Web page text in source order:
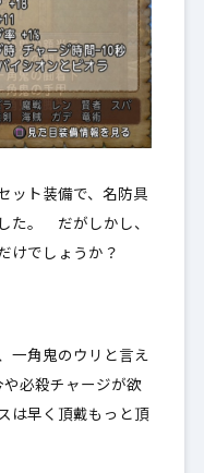
ット装備で、名防具
た。 だがしかし、
けでしょうか？
一角鬼のウリと言え
必殺チャージが欲
は早く頂戴もっと頂